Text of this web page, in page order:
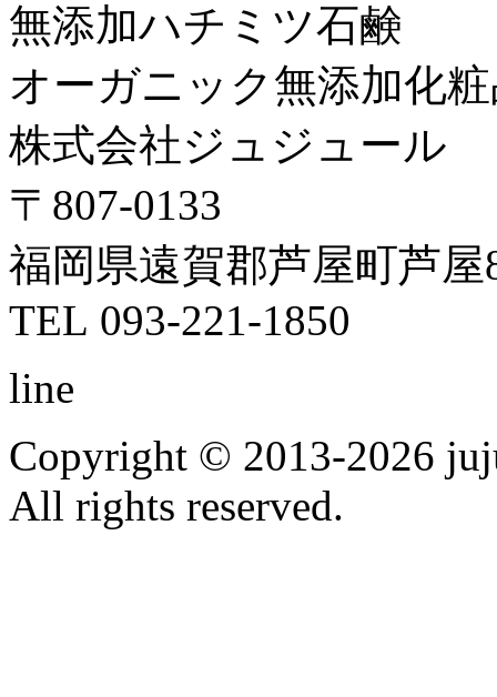
無添加ハチミツ石鹸
オーガニック無添加化
株式会社ジュジュール
〒807-0133
福岡県遠賀郡芦屋町芦屋
TEL 093-221-1850
line
Copyright © 2013-2026
All rights reserved.